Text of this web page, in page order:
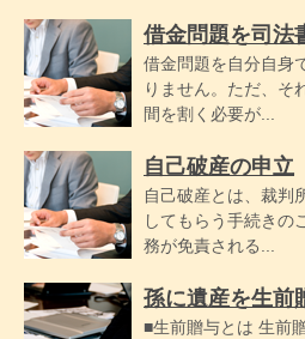
借金問題を司法
借金問題を自分自身
りません。ただ、そ
間を割く必要が...
自己破産の申立
自己破産とは、裁判
してもらう手続きの
務が免責される...
孫に遺産を生前
■生前贈与とは 生前